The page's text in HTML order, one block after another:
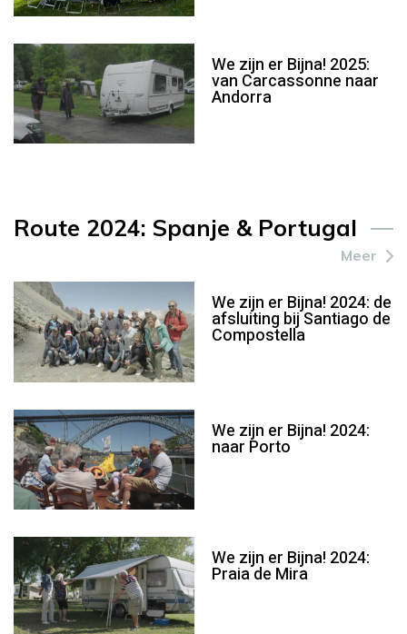
We zijn er Bijna! 2025:
van Carcassonne naar
Andorra
Route 2024: Spanje & Portugal
Meer
We zijn er Bijna! 2024: de
afsluiting bij Santiago de
Compostella
We zijn er Bijna! 2024:
naar Porto
We zijn er Bijna! 2024:
Praia de Mira